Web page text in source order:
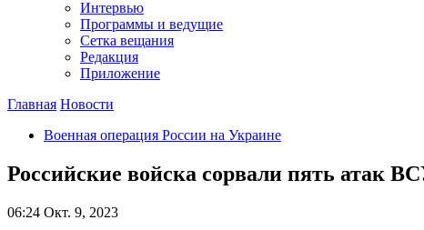
Интервью
Программы и ведущие
Сетка вещания
Редакция
Приложение
Главная Новости
Военная операция России на Украине
Российские войска сорвали пять атак
06:24 Окт. 9, 2023